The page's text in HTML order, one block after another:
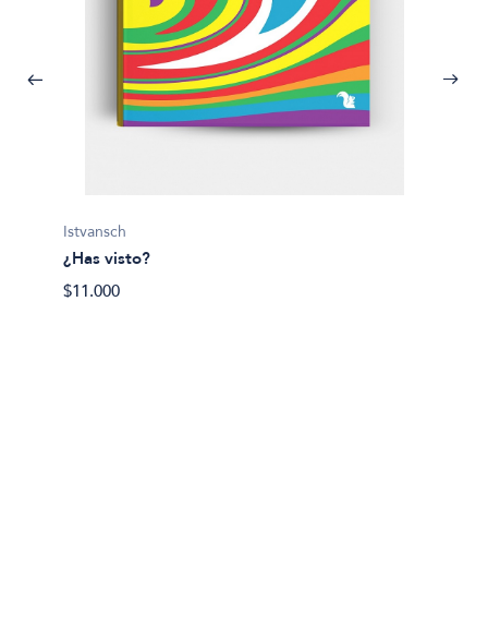
Istvansch
¿Has visto?
$11.000